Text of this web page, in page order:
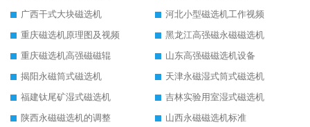
广西干式大块磁选机
河北小型磁选机工作视频
重庆磁选机原理图及视频
黑龙江高强磁永磁磁选机
重庆磁选机高强磁磁辊
山东高强磁磁选机设备
揭阳永磁筒式磁选机
天津永磁湿式筒式磁选机
福建钛尾矿湿式磁选机
吉林实验用室湿式磁选机
陕西永磁磁选机的调整
山西永磁磁选机标准